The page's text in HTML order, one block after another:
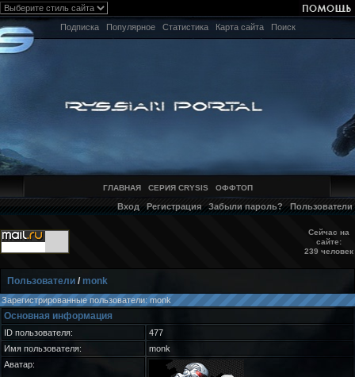
Подписка Популярное Статистика Карта сайта Поиск
ГЛАВНАЯ СЕРИЯ CRYSIS ОФФТОП
Вход Регистрация Забыли пароль? Пользователи
Сейчас на
сайте:
239 человек
Пользователи / monk
Зарегистрированные пользователи: monk
Основная информация
ID пользователя:
477
Имя пользователя:
monk
Аватар: